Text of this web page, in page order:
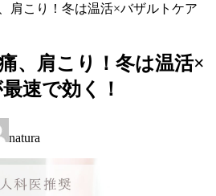
肩こり！冬は温活×バザルトケア
、肩こり！冬は温活×
速で効く！
natura